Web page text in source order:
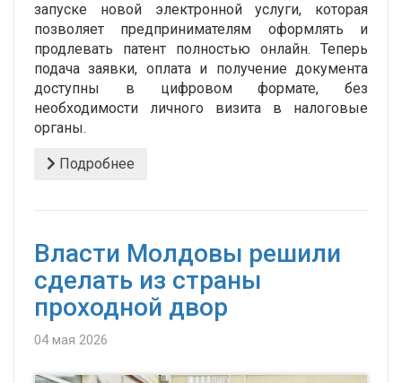
запуске новой электронной услуги, которая
позволяет предпринимателям оформлять и
продлевать патент полностью онлайн. Теперь
подача заявки, оплата и получение документа
доступны в цифровом формате, без
необходимости личного визита в налоговые
органы.
Подробнее
Власти Молдовы решили
сделать из страны
проходной двор
04 мая 2026